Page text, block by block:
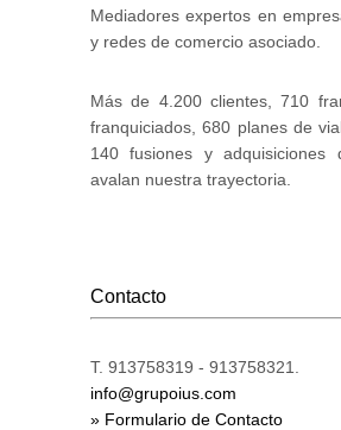
Mediadores expertos en
y redes de comercio asociado.
Más de 4.200 clientes, 710
franquiciados, 680 planes de
140 fusiones y adquisiciones
avalan nuestra trayectoria.
Contacto
T. 913758319 - 913758321.
info@grupoius.com
» Formulario de Contacto